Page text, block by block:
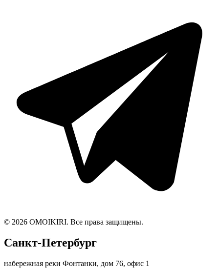
© 2026 OMOIKIRI. Все права защищены.
Санкт-Петербург
набережная реки Фонтанки, дом 76, офис 1